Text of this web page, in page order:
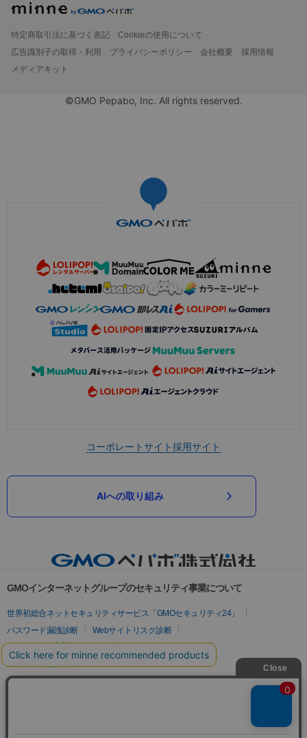
特定商取引法に基づく表記
Cookieの使用について
広告識別子の取得・利用
プライバシーポリシー 会社概要
採用情報
メディアキット
©GMO Pepabo, Inc. All rights reserved.
コーポレートサイト採用サイト
AIへの取り組み
GMOインターネットグループのセキュリティ事業について
世界初総合ネットセキュリティサービス「GMOセキュリティ24」
パスワード漏洩診断
Webサイトリスク診断
セキュリティ相談AIチャットボット
実在証明・盗聴対策
サイバー攻撃対策（GMOサイバーセキュリティ byイエラエ）